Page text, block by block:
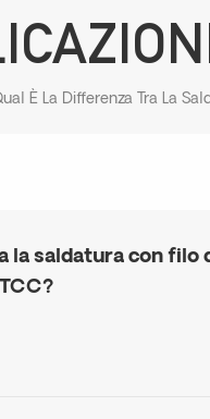
la saldatura con